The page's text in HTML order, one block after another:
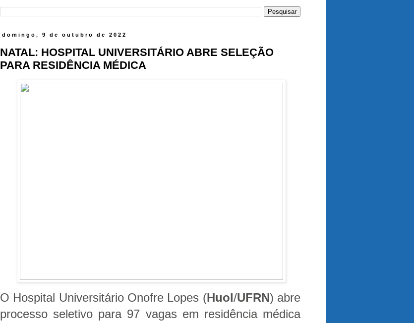
domingo, 9 de outubro de 2022
NATAL: HOSPITAL UNIVERSITÁRIO ABRE SELEÇÃO
PARA RESIDÊNCIA MÉDICA
O Hospital Universitário Onofre Lopes (Huol/UFRN) abre
processo seletivo para 97 vagas em residência médica